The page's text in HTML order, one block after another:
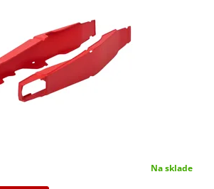
Na sklade